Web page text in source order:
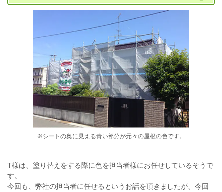
※シートの奥に見える青い部分が元々の屋根の色です。
T様は、塗り替えをする際に色を担当者様にお任せしているそうで
す。
今回も、弊社の担当者に任せるというお話を頂きましたが、今回